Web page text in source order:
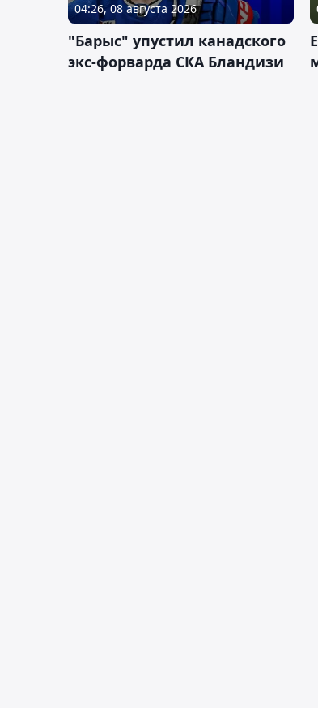
04:26, 08 августа 2026
"Барыс" упустил канадского
экс-форварда СКА Бландизи